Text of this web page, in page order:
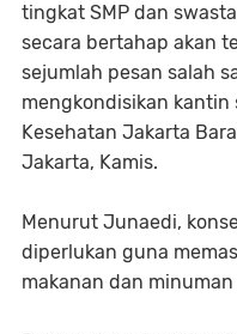
tingkat SMP dan
secara bertahap akan
sejumlah pesan salah
mengkondisikan kantin
Kesehatan Jakarta
Jakarta, Kamis.
Menurut Junaedi,
diperlukan guna
makanan dan